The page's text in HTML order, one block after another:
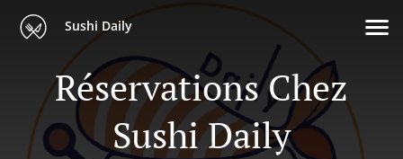
Sushi Daily
Réservations Chez
Sushi Daily